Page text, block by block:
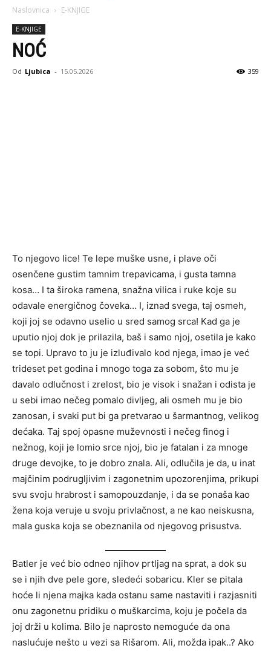
Naslovnica E-KNJIGE
E-KNJIGE
NOĆ
Od Ljubica - 15.05.2026 359
To njegovo lice! Te lepe muške usne, i plave oči
osenčene gustim tamnim trepavicama, i gusta tamna
kosa… I ta široka ramena, snažna vilica i ruke koje su
odavale energičnog čoveka… I, iznad svega, taj osmeh,
koji joj se odavno uselio u sred samog srca! Kad ga je
uputio njoj dok je prilazila, baš i samo njoj, osetila je kako
se topi. Upravo to ju je izluđivalo kod njega, imao je već
trideset pet godina i mnogo toga za sobom, što mu je
davalo odlučnost i zrelost, bio je visok i snažan i odista je
u sebi imao nečeg pomalo divljeg, ali osmeh mu je bio
zanosan, i svaki put bi ga pretvarao u šarmantnog, velikog
dećaka. Taj spoj opasne muževnosti i nečeg finog i
nežnog, koji je lomio srce njoj, bio je fatalan i za mnoge
druge devojke, to je dobro znala. Ali, odlučila je da, u inat
majčinim podrugljivim i zagonetnim upozorenjima, prikupi
svu svoju hrabrost i samopouzdanje, i da se ponaša kao
žena koja veruje u svoju privlačnost, a ne kao neiskusna,
mala guska koja se obeznanila od njegovog prisustva.
Batler je već bio odneo njihov prtljag na sprat, a dok su
se i njih dve pele gore, sledeći sobaricu. Kler se pitala
hoće li njena majka kada ostanu same nastaviti i razjasniti
onu zagonetnu pridiku o muškarcima, koju je počela da
joj drži u kolima. Bilo je naprosto nemoguće da ona
naslućuje nešto u vezi sa Rišarom. Ali, možda ipak..? Ako